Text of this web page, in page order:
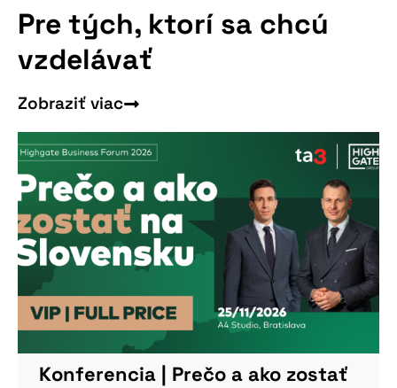
Pre tých, ktorí sa chcú
vzdelávať
Zobraziť viac
Konferencia | Prečo a ako zostať